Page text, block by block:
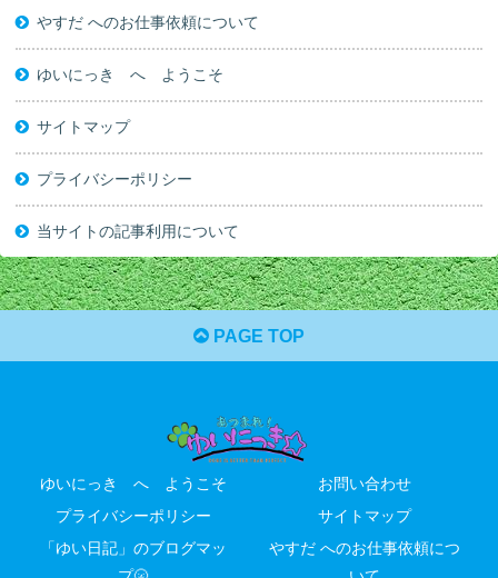
やすだ へのお仕事依頼について
ゆいにっき へ ようこそ
サイトマップ
プライバシーポリシー
当サイトの記事利用について
PAGE TOP
ゆいにっき へ ようこそ
お問い合わせ
プライバシーポリシー
サイトマップ
「ゆい日記」のブログマッ
やすだ へのお仕事依頼につ